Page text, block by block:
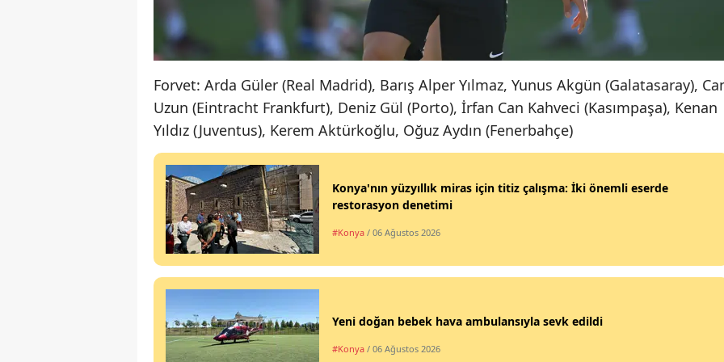
Yalova
Karabük
Kilis
Osmaniye
Forvet: Arda Güler (Real Madrid), Barış Alper Yılmaz, Yunus Akgün (Galatasaray),
Uzun (Eintracht Frankfurt), Deniz Gül (Porto), İrfan Can Kahveci (Kasımpaşa), Kenan
Yıldız (Juventus), Kerem Aktürkoğlu, Oğuz Aydın (Fenerbahçe)
Konya'nın yüzyıllık miras için titiz çalışma: İki önemli eserde
restorasyon denetimi
#Konya / 06 Ağustos 2026
Yeni doğan bebek hava ambulansıyla sevk edildi
#Konya / 06 Ağustos 2026